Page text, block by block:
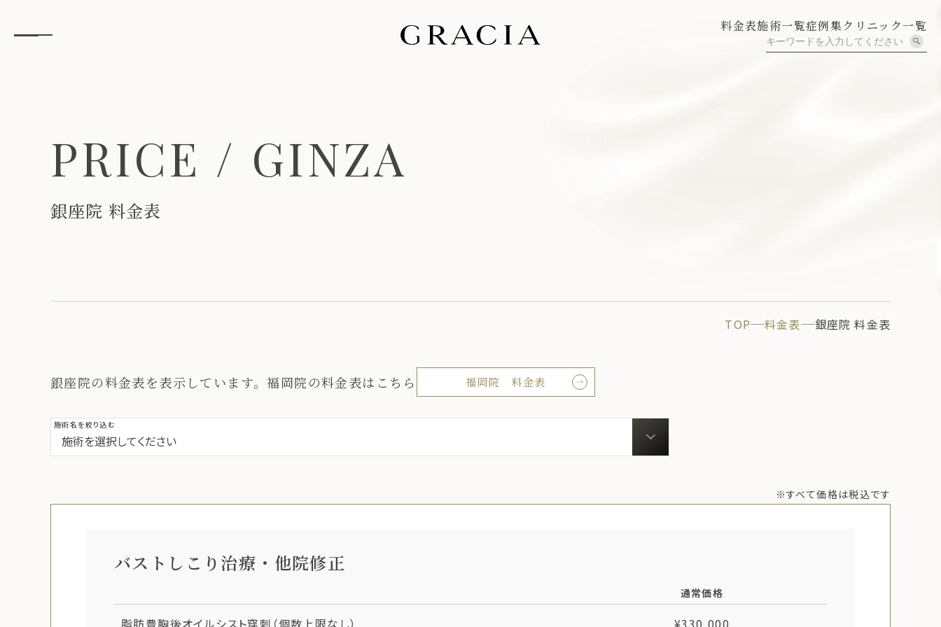
料金表施術一覧症例集クリニック一覧
PRICE / GINZA
銀座院 料金表
TOP 料金表 銀座院 料金表
銀座院の料金表を表示しています。福岡院の料金表はこちら 福岡院 料金表
施術名を絞り込む
※すべて価格は税込です
バストしこり治療・他院修正
通常価格
脂肪豊胸後オイルシスト穿刺（個数上限なし） ¥330,000